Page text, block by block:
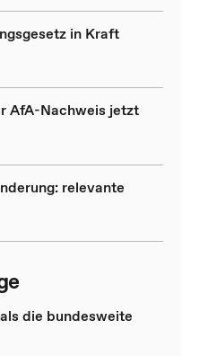
in Kraft
AfA-Nachweis jetzt
relevante
die bundesweite